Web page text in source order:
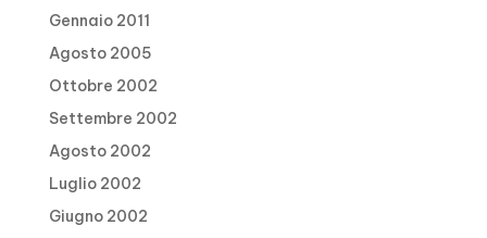
Gennaio 2011
Agosto 2005
Ottobre 2002
Settembre 2002
Agosto 2002
Luglio 2002
Giugno 2002